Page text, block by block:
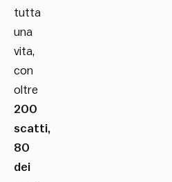
tutta
una
vita,
con
oltre
200
scatti,
80
dei